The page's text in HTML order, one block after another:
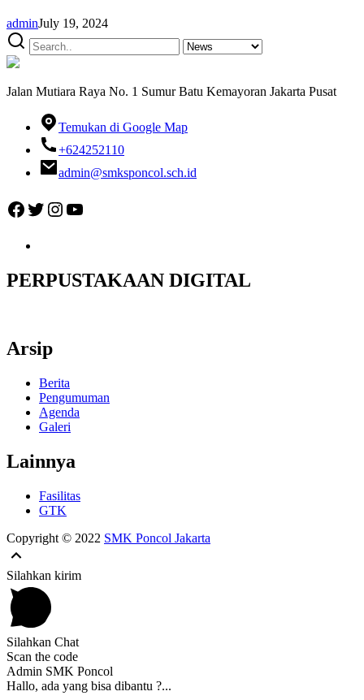
adminJuly 19, 2024
Jalan Mutiara Raya No. 1 Sumur Batu Kemayoran Jakarta Pusat
Temukan di Google Map
+624252110
admin@smksponcol.sch.id
Facebook
Twitter
Instagram
YouTube
PERPUSTAKAAN DIGITAL
Arsip
Berita
Pengumuman
Agenda
Galeri
Lainnya
Fasilitas
GTK
Copyright © 2022 SMK Poncol Jakarta
Silahkan kirim
Silahkan Chat
Scan the code
Admin SMK Poncol
Hallo, ada yang bisa dibantu ?...